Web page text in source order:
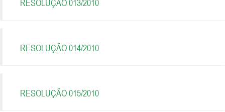
RESOLUÇÃO 013/2010
RESOLUÇÃO 014/2010
RESOLUÇÃO 015/2010